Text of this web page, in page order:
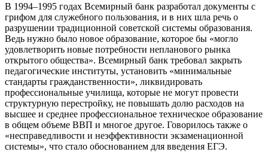
В 1994–1995 годах Всемирный банк разработал документы с
грифом для служебного пользования, и в них шла речь о
разрушении традиционной советской системы образования.
Ведь нужно было новое образование, которое бы «могло
удовлетворить новые потребности непланового рынка
открытого общества». Всемирный банк требовал закрыть
педагогические институты, установить «минимальные
стандарты гражданственности», ликвидировать
профессиональные училища, которые не могут провести
структурную перестройку, не повышать долю расходов на
высшее и среднее профессиональное техническое образование
в общем объеме ВВП и многое другое. Говорилось также о
«несправедливости и неэффективности экзаменационной
системы», что стало обоснованием для введения ЕГЭ.